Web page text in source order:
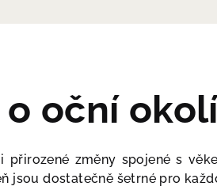
o oční
změny spojené s
jsou dostatečně šetrné pro